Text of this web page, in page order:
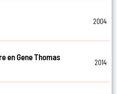
2004
en Gene Thomas
2014